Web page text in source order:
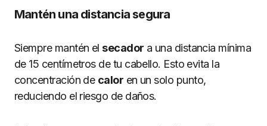
Mantén una distancia segura
Siempre mantén el secador a una distancia mínima
de 15 centímetros de tu cabello. Esto evita la
concentración de calor en un solo punto,
reduciendo el riesgo de daños.